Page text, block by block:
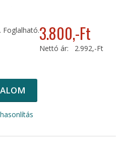
Foglalható.3.800,-Ft
Nettó ár: 2.992,-Ft